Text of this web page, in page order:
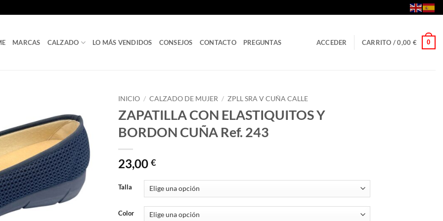
MARCAS CALZADO LO MÁS VENDIDOS CONSEJOS CONTACTO PREGUNTAS ACCEDER CARRITO /0,00 € 0
INICIO / CALZADO DE MUJER / ZPLL SRA V CUÑA CALLE
ZAPATILLA CON ELASTIQUITOS Y
BORDON CUÑA Ref. 243
23,00 €
Talla
Color